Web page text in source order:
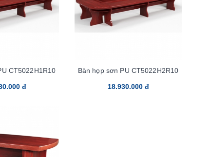
CT5022H1R10
đ
Bàn họp sơn PU CT5022H2R10
18.930.000 đ